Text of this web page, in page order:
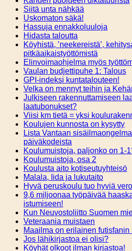
Siitä unta nähkää
Uskomaton säkä!
Hassuja ennakkoluuloja
Hidasta taloutta
Köyhistä, ’neekereistä’,
pitkäaikaistyöttömistä
Elinvoimaohjelma myös
Vaulan budjettipuhe 1: Talous
GPI-indeksi kuntatalouteen!
Velka on mennyt teihin ja
Julkiseen rakennuttamiseen
laatubonukset?
Viisi km tietä = yksi
Koulujen kunnosta on kysytty
Lista Vantaan
päiväkodeista
Koulumuistoja, paljonko on 1-
Koulumuistoja, osa 2
Koulusta aito kotiseutuyhteisö
Malala, Iida ja lukutaito
Hyvä peruskoulu tuo hyviä
9,6 miljoonaa työpäivää
istumiseen!
Kun Neuvostoliitto Suomen
Veteraania muistaen
Maailma on erilainen futisfanin
Jos lähikirjastoa ei olisi?
Köyhät olkoot ilman kirjastoa!